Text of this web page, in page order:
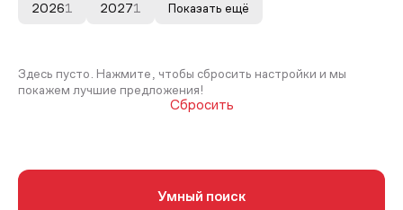
20261 20271 Показать ещё
Здесь пусто. Нажмите, чтобы сбросить настройки и мы
покажем лучшие предложения!
Сбросить
Умный поиск